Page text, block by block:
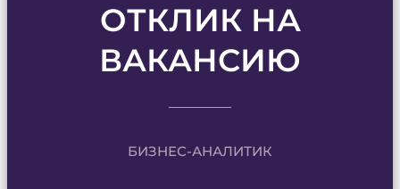
ОТКЛИК НА
ВАКАНСИЮ
БИЗНЕС-АНАЛИТИК